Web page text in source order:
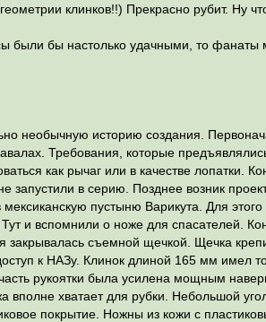
клинков!!) Прекрасно рубит. Ну
бы настолько удачными, то фанаты
необычную историю создания.
Требования, которые
как рычаг или в качестве лопатки.
в серию. Позднее возник
пустыню Варикута. Для
и вспомнили о ноже для спасателей.
закрывалась съемной щечкой. Щечка
к НАЗу. Клинок длиной 165 мм
рукоятки была усилена мощным
вполне хватает для рубки. Небольшой
покрытие. Ножны из кожи с